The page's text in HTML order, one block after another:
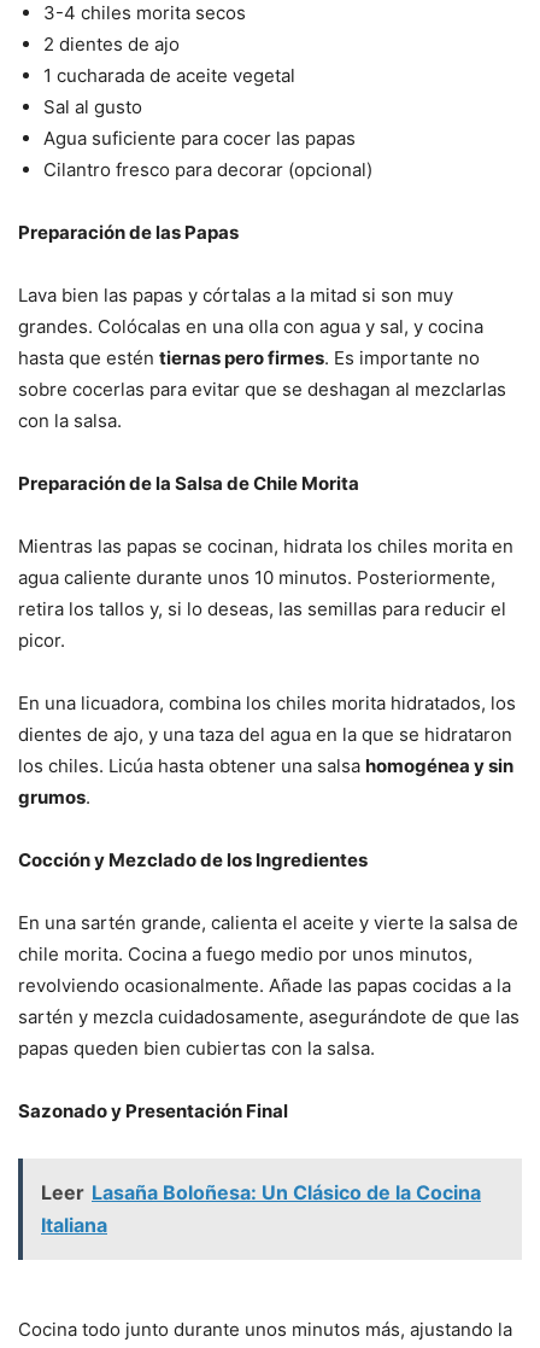
3-4 chiles morita secos
2 dientes de ajo
1 cucharada de aceite vegetal
Sal al gusto
Agua suficiente para cocer las papas
Cilantro fresco para decorar (opcional)
Preparación de las Papas
Lava bien las papas y córtalas a la mitad si son muy
grandes. Colócalas en una olla con agua y sal, y cocina
hasta que estén tiernas pero firmes. Es importante no
sobre cocerlas para evitar que se deshagan al mezclarlas
con la salsa.
Preparación de la Salsa de Chile Morita
Mientras las papas se cocinan, hidrata los chiles morita en
agua caliente durante unos 10 minutos. Posteriormente,
retira los tallos y, si lo deseas, las semillas para reducir el
picor.
En una licuadora, combina los chiles morita hidratados, los
dientes de ajo, y una taza del agua en la que se hidrataron
los chiles. Licúa hasta obtener una salsa homogénea y sin
grumos.
Cocción y Mezclado de los Ingredientes
En una sartén grande, calienta el aceite y vierte la salsa de
chile morita. Cocina a fuego medio por unos minutos,
revolviendo ocasionalmente. Añade las papas cocidas a la
sartén y mezcla cuidadosamente, asegurándote de que las
papas queden bien cubiertas con la salsa.
Sazonado y Presentación Final
Leer Lasaña Boloñesa: Un Clásico de la Cocina
Italiana
Cocina todo junto durante unos minutos más, ajustando la